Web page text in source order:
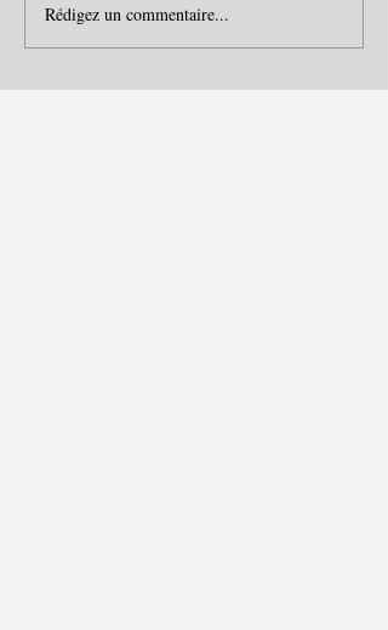
Rédigez un commentaire...